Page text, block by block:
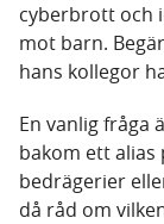
cyberbrott och
mot barn.
hans kollegor
En vanlig fråga
bakom ett alias
bedrägerier
då råd om